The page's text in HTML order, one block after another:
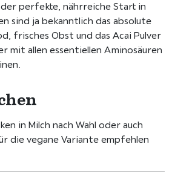
der perfekte, nährreiche Start in
sind ja bekanntlich das absolute
frisches Obst und das Acai Pulver
mit allen essentiellen Aminosäuren
in Milch nach Wahl oder auch
die vegane Variante empfehlen